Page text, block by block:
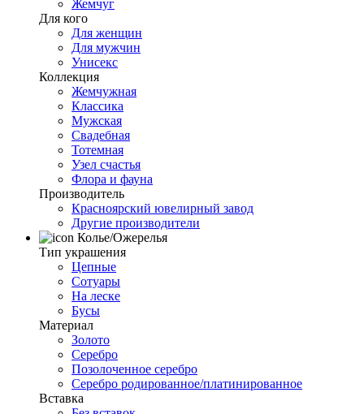
Жемчуг
Для кого
Для женщин
Для мужчин
Унисекс
Коллекция
Жемчужная
Классика
Мужская
Свадебная
Тотемная
Узел счастья
Флора и фауна
Производитель
Красноярский ювелирный завод
Другие производители
Колье/Ожерелья
Тип украшения
Цепные
Сотуары
На леске
Бусы
Материал
Золото
Серебро
Позолоченное серебро
Серебро родированное/платинированное
Вставка